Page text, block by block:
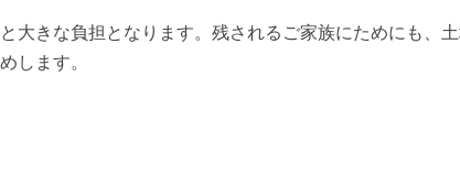
大きな負担となります。残されるご家族にためにも、
します。